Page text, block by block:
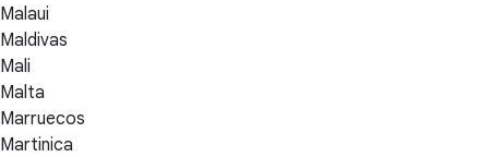
Malaui
Maldivas
Mali
Malta
Marruecos
Martinica